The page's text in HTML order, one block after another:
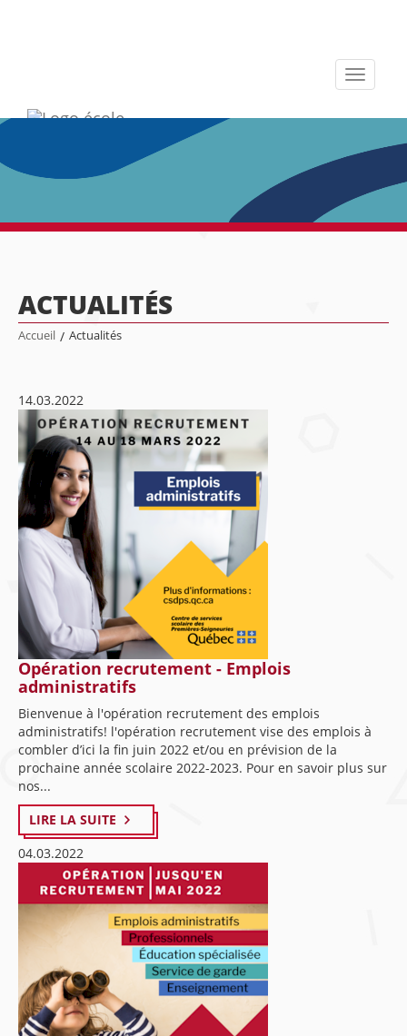
Toggle
ACTUALITÉS
Accueil / Actualités
14.03.2022
Opération recrutement - Emplois
administratifs
Bienvenue à l'opération recrutement des emplois
administratifs! l'opération recrutement vise des emplois à
combler d’ici la fin juin 2022 et/ou en prévision de la
prochaine année scolaire 2022-2023. Pour en savoir plus sur
nos...
LIRE LA SUITE
04.03.2022